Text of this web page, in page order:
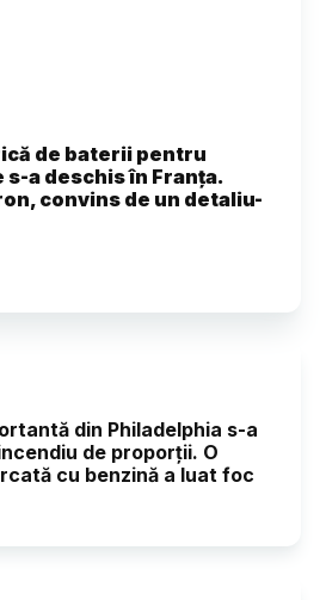
de baterii pentru
a deschis în Franța.
convins de un detaliu-
din Philadelphia s-a
de proporții. O
cu benzină a luat foc